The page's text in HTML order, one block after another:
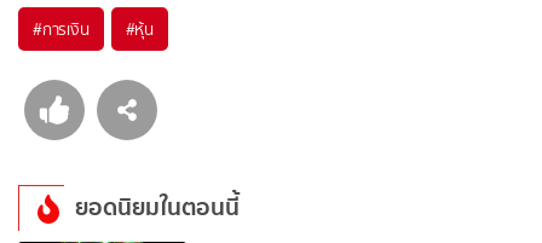
#การเงิน #หุ้น
ยอดนิยมในตอนนี้